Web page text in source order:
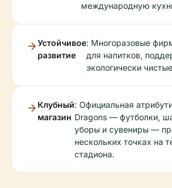
международную
Устойчивое
развитие
: Многоразовые
для напитков,
экологически
Клубный
магазин
: Официальная
Dragons — футболки,
уборы и сувениры —
нескольких точках на
стадиона.